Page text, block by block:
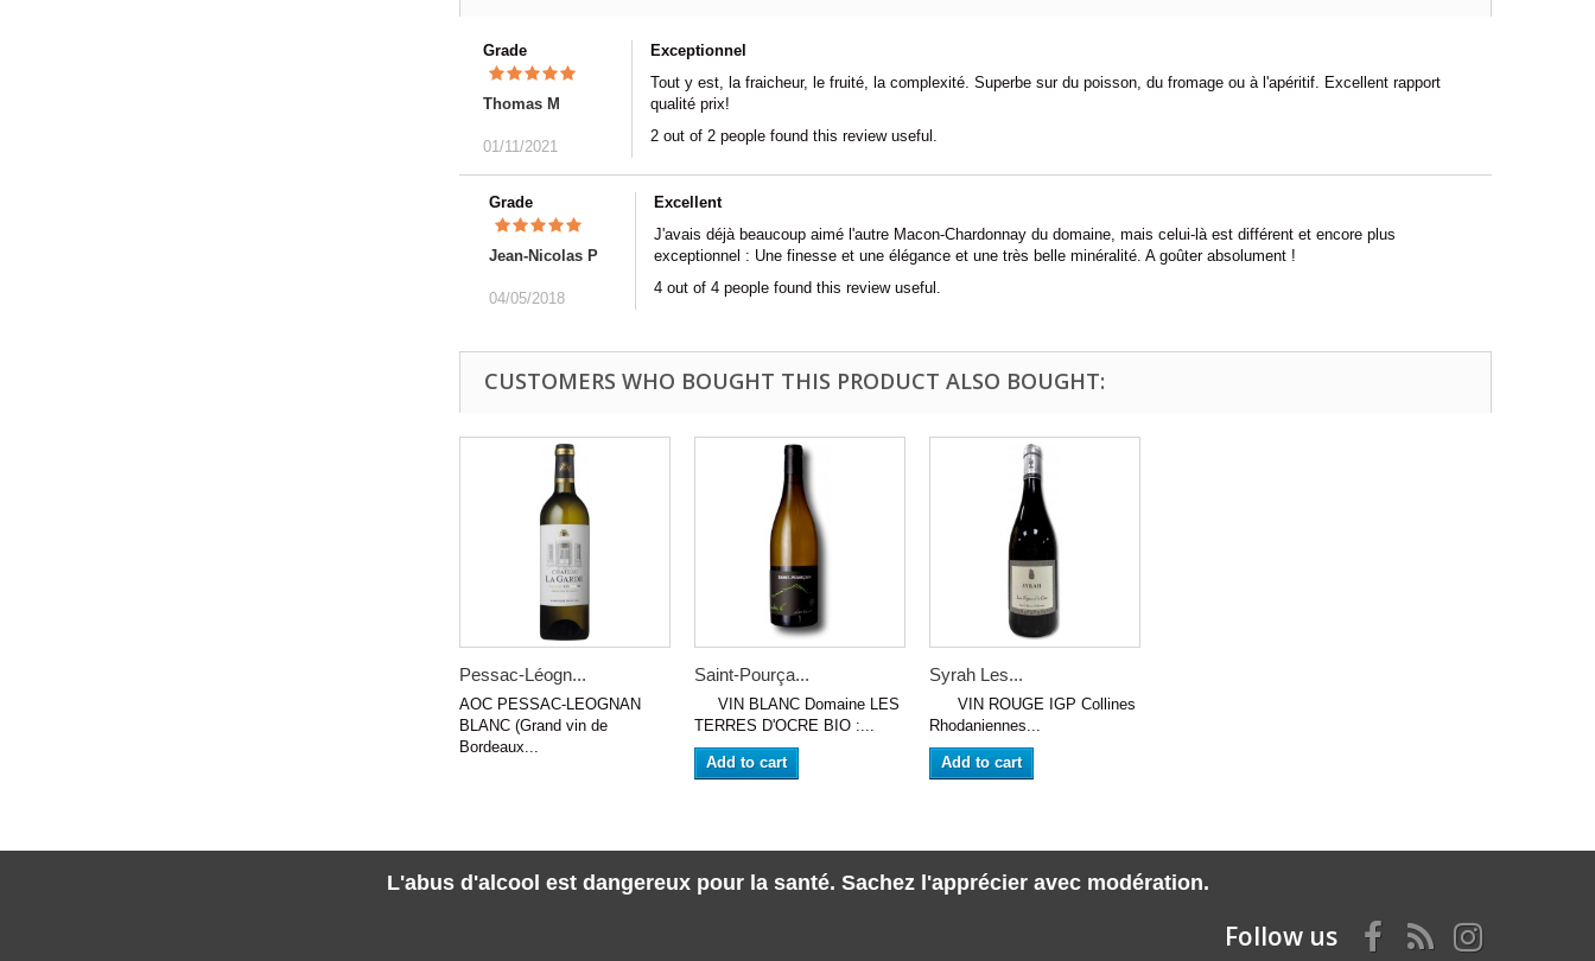
Grade
Thomas M
01/11/2021
Exceptionnel
Tout y est, la fraicheur, le fruité, la complexité. Superbe sur du poisson, du fromage ou à l'apéritif. Excellent rapport
qualité prix!
2 out of 2 people found this review useful.
Grade
Jean-Nicolas P
04/05/2018
Excellent
J'avais déjà beaucoup aimé l'autre Macon-Chardonnay du domaine, mais celui-là est différent et encore plus
exceptionnel : Une finesse et une élégance et une très belle minéralité. A goûter absolument !
4 out of 4 people found this review useful.
CUSTOMERS WHO BOUGHT THIS PRODUCT ALSO BOUGHT:
Pessac-Léogn...
AOC PESSAC-LEOGNAN
BLANC (Grand vin de
Bordeaux...
Saint-Pourça...
VIN BLANC Domaine LES
TERRES D'OCRE BIO :...
Add to cart
Syrah Les...
VIN ROUGE IGP Collines
Rhodaniennes...
Add to cart
L'abus d'alcool est dangereux pour la santé. Sachez l'apprécier avec modération.
Follow us